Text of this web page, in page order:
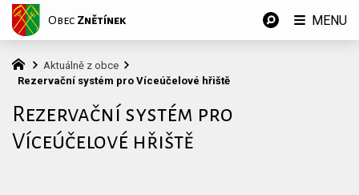
Aktuálně z obce
Rezervační systém pro Víceúčelové hřiště
Rezervační systém pro
Víceúčelové hřiště
Obec Znětínek MENU